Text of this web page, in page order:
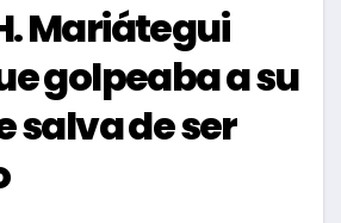
Mariátegui
golpeaba a su
salva de ser